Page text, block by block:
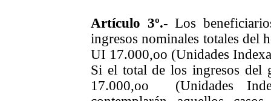
Artículo 3º.- Los
ingresos nominales totales del
UI 17.000,oo (Unidades
Si el total de los ingresos
17.000,oo (Unidades